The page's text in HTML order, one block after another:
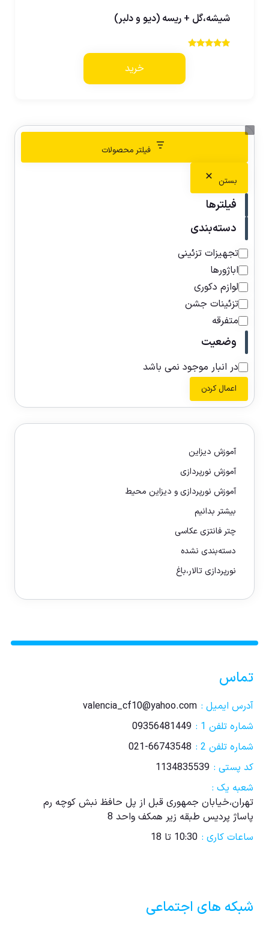
شیشه،گل + ریسه (دیو و دلبر)
خرید
فیلتر محصولات
بستن
فیلترها
دسته‌بندی
تجهیزات تزئینی
اباژورها
لوازم دکوری
تزئینات جشن
متفرقه
وضعیت
در انبار موجود نمی باشد
اعمال کردن
آموزش دیزاین
آموزش نورپردازی
آموزش نورپردازی و دیزاین محیط
بیشتر بدانیم
چتر فانتزی عکاسی
دسته‌بندی نشده
نورپردازی تالار،باغ
تماس
آدرس ایمیل : valencia_cf10@yahoo.com
شماره تلفن 1 :
09356481449
شماره تلفن 2 :
021-66743548
کد پستی : 1134835539
شعبه یک :
تهران،خیابان جمهوری قبل از پل حافظ نبش کوچه رم
پاساژ پردیس طبقه زیر همکف واحد 8
ساعات کاری : 10:30 تا 18
شبکه های اجتماعی